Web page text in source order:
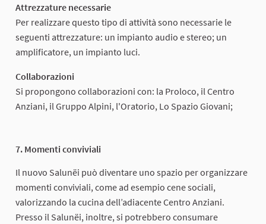
Attrezzature necessarie
Per realizzare questo tipo di attività sono necessarie le
seguenti attrezzature: un impianto audio e stereo; un
amplificatore, un impianto luci.
Collaborazioni
Si propongono collaborazioni con: la Proloco, il Centro
Anziani, il Gruppo Alpini, l'Oratorio, Lo Spazio Giovani;
7. Momenti conviviali
Il nuovo Salunëi può diventare uno spazio per organizzare
momenti conviviali, come ad esempio cene sociali,
valorizzando la cucina dell’adiacente Centro Anziani.
Presso il Salunëi, inoltre, si potrebbero consumare